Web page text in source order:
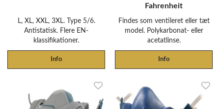
L, XL, XXL, 3XL. Type 5/6.
Antistatisk. Flere EN-
klassifikationer.
Info
Fahrenheit
Findes som ventileret eller tæt
model. Polykarbonat- eller
acetatlinse.
Info